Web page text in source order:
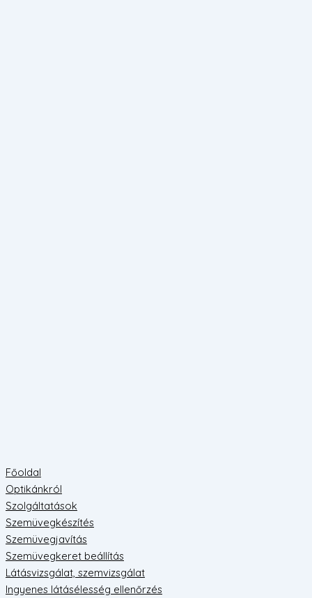
Főoldal
Optikánkról
Szolgáltatások
Szemüvegkészítés
Szemüvegjavítás
Szemüvegkeret beállítás
Látásvizsgálat, szemvizsgálat
Ingyenes látásélesség ellenőrzés